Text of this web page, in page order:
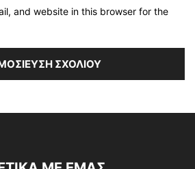
and website in this browser for the